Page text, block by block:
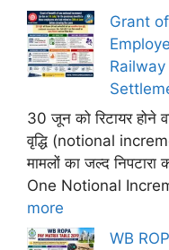
Grant
30 जून को रिटायर होने
वृद्धि (notional
मामलों का जल्द
One Notional
more
WB